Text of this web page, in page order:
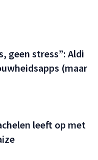
geen stress”: Aldi
(maar
leeft op met